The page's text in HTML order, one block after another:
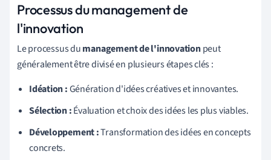
Processus du management de
l'innovation
Le processus dumanagement de l'innovationpeut
généralement être divisé en plusieurs étapes clés :
Idéation :Génération d'idées créatives et innovantes.
Sélection :Évaluation et choix des idées les plus viables.
Développement :Transformation des idées en concepts
concrets.